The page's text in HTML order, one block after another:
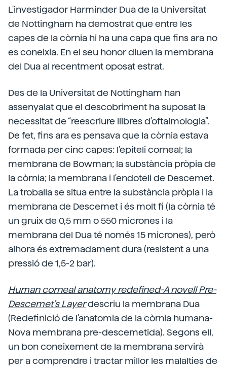
L'investigador Harminder Dua de la Universitat
de Nottingham ha demostrat que entre les
capes de la còrnia hi ha una capa que fins ara no
es coneixia. En el seu honor diuen la membrana
del Dua al recentment oposat estrat.
Des de la Universitat de Nottingham han
assenyalat que el descobriment ha suposat la
necessitat de “reescriure llibres d'oftalmologia”.
De fet, fins ara es pensava que la còrnia estava
formada per cinc capes: l'epiteli corneal; la
membrana de Bowman; la substància pròpia de
la còrnia; la membrana i l'endoteli de Descemet.
La troballa se situa entre la substància pròpia i la
membrana de Descemet i és molt fi (la còrnia té
un gruix de 0,5 mm o 550 micrones i la
membrana del Dua té només 15 micrones), però
alhora és extremadament dura (resistent a una
pressió de 1,5-2 bar).
Human corneal anatomy redefined-A novell Pre-
Descemet’s Layerdescriu la membrana Dua
(Redefinició de l'anatomia de la còrnia humana-
Nova membrana pre-descemetida). Segons ell,
un bon coneixement de la membrana servirà
per a comprendre i tractar millor les malalties de